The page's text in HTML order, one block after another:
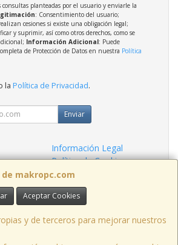
makropc.com
Aceptar Cookies
y de terceros para mejorar nuestros
consultas planteadas por el usuario y enviarle la
: Consentimiento del usuario;
cesiones si existe una obligación legal;
y suprimir, así como otros derechos, como se
Información Adicional: Puede
de Protección de Datos en nuestra Política
la Política de Privacidad.
Enviar
Información Legal
Política de Cookies
Formas de Pago